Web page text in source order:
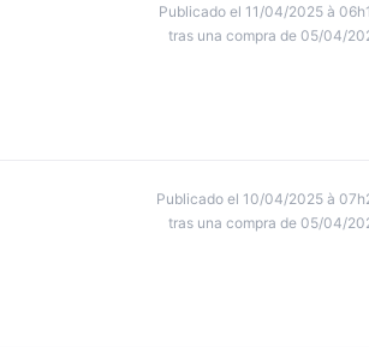
Publicado el 11/04/2025 à
tras una compra de 05/04/
Publicado el 10/04/2025 à
tras una compra de 05/04/